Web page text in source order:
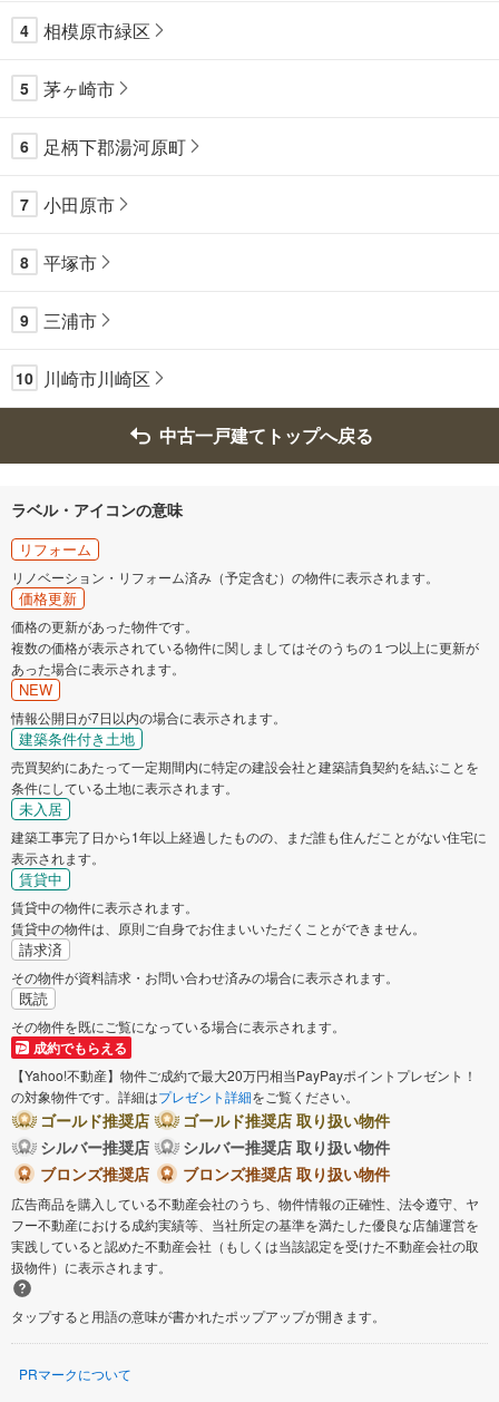
4 相模原市緑区
5 茅ヶ崎市
6 足柄下郡湯河原町
7 小田原市
8 平塚市
9 三浦市
10 川崎市川崎区
中古一戸建てトップへ戻る
ラベル・アイコンの意味
リフォーム
リノベーション・リフォーム済み（予定含む）の物件に表示されます。
価格更新
価格の更新があった物件です。
複数の価格が表示されている物件に関しましてはそのうちの１つ以上に更新が
あった場合に表示されます。
NEW
情報公開日が7日以内の場合に表示されます。
建築条件付き土地
売買契約にあたって一定期間内に特定の建設会社と建築請負契約を結ぶことを
条件にしている土地に表示されます。
未入居
建築工事完了日から1年以上経過したものの、まだ誰も住んだことがない住宅に
表示されます。
賃貸中
賃貸中の物件に表示されます。
賃貸中の物件は、原則ご自身でお住まいいただくことができません。
請求済
その物件が資料請求・お問い合わせ済みの場合に表示されます。
既読
その物件を既にご覧になっている場合に表示されます。
成約でもらえる
【Yahoo!不動産】物件ご成約で最大20万円相当PayPayポイントプレゼント！
の対象物件です。詳細はプレゼント詳細をご覧ください。
ゴールド推奨店
ゴールド推奨店 取り扱い物件
シルバー推奨店
シルバー推奨店 取り扱い物件
ブロンズ推奨店
ブロンズ推奨店 取り扱い物件
広告商品を購入している不動産会社のうち、物件情報の正確性、法令遵守、ヤ
フー不動産における成約実績等、当社所定の基準を満たした優良な店舗運営を
実践していると認めた不動産会社（もしくは当該認定を受けた不動産会社の取
扱物件）に表示されます。
タップすると用語の意味が書かれたポップアップが開きます。
PRマークについて